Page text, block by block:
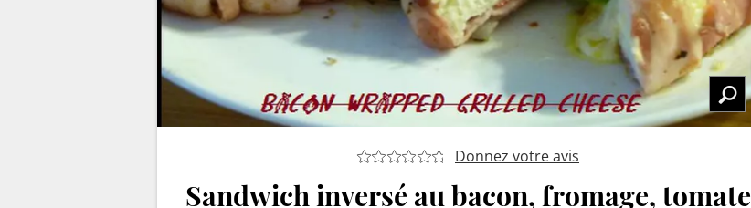
Donnez votre avis
Sandwich inversé au bacon, fromage, tomate